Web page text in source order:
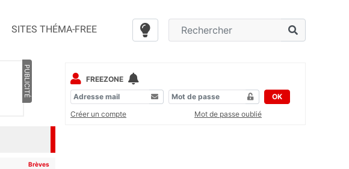
SITES THÉMA-FREE
PUBLICITÉ
Brèves
FREEZONE
OK
Créer un compte
Mot de passe oublié